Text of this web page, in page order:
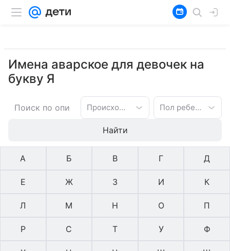
Имена аварское для девочек на
букву Я
Происхождение имени Пол ребенка
Найти
А Б В Г Д
Е Ж З И К
Л М Н О П
Р С Т У Ф